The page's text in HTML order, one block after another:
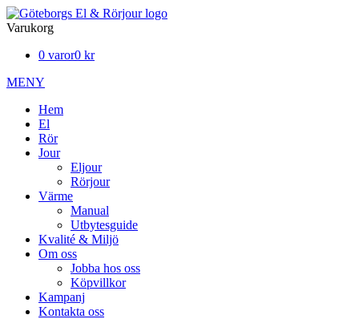
Varukorg
0 varor0 kr
MENY
Hem
El
Rör
Jour
Eljour
Rörjour
Värme
Manual
Utbytesguide
Kvalité & Miljö
Om oss
Jobba hos oss
Köpvillkor
Kampanj
Kontakta oss